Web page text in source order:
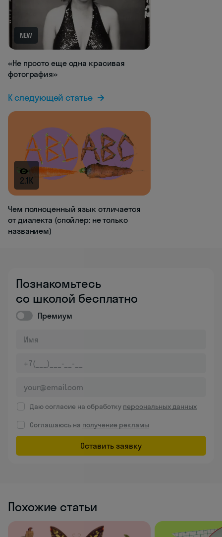
NEW
«Не просто еще одна красивая
фотография»
К следующей статье
2.1K
Чем полноценный язык отличается
от диалекта (спойлер: не только
названием)
Познакомьтесь
со школой бесплатно
Премиум
Даю согласие на обработку персональных данных
Соглашаюсь на получение рекламы
Оставить заявку
Похожие статьи